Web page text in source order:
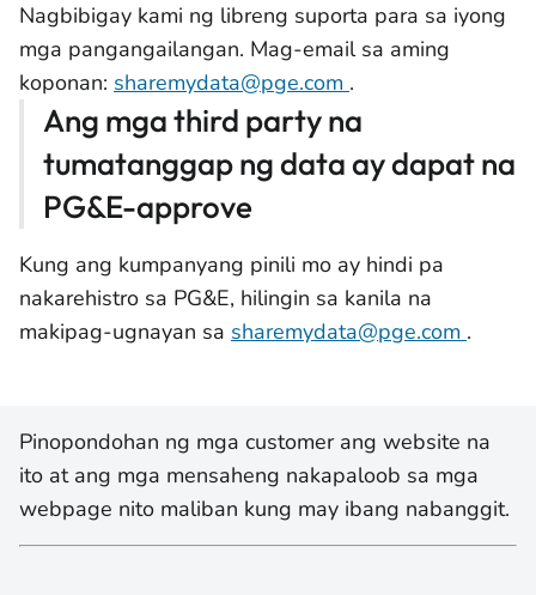
Nagbibigay kami ng libreng suporta para sa iyong
mga pangangailangan. Mag-email sa aming
koponan: sharemydata@pge.com .
Ang mga third party na
tumatanggap ng data ay dapat na
PG&E-approve
Kung ang kumpanyang pinili mo ay hindi pa
nakarehistro sa PG&E, hilingin sa kanila na
makipag-ugnayan sa sharemydata@pge.com .
Pinopondohan ng mga customer ang website na
ito at ang mga mensaheng nakapaloob sa mga
webpage nito maliban kung may ibang nabanggit.